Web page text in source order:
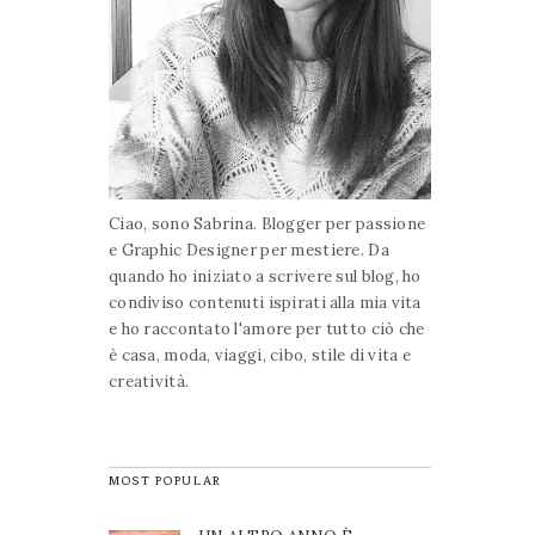
Ciao, sono Sabrina. Blogger per passione
e Graphic Designer per mestiere. Da
quando ho iniziato a scrivere sul blog, ho
condiviso contenuti ispirati alla mia vita
e ho raccontato l'amore per tutto ciò che
è casa, moda, viaggi, cibo, stile di vita e
creatività.
MOST POPULAR